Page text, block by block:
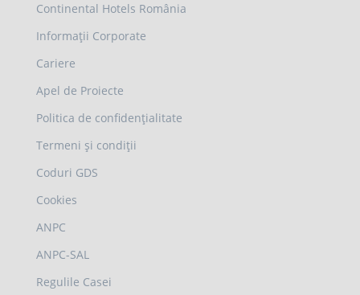
Continental Hotels România
Informații Corporate
Cariere
Apel de Proiecte
Politica de confidențialitate
Termeni și condiții
Coduri GDS
Cookies
ANPC
ANPC-SAL
Regulile Casei